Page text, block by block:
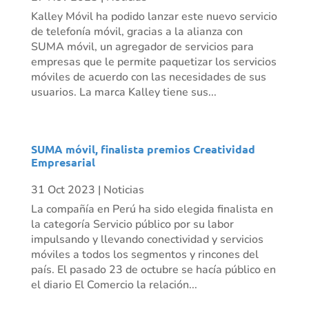
Kalley Móvil ha podido lanzar este nuevo servicio
de telefonía móvil, gracias a la alianza con
SUMA móvil, un agregador de servicios para
empresas que le permite paquetizar los servicios
móviles de acuerdo con las necesidades de sus
usuarios. La marca Kalley tiene sus...
SUMA móvil, finalista premios Creatividad
Empresarial
31 Oct 2023 | Noticias
La compañía en Perú ha sido elegida finalista en
la categoría Servicio público por su labor
impulsando y llevando conectividad y servicios
móviles a todos los segmentos y rincones del
país. El pasado 23 de octubre se hacía público en
el diario El Comercio la relación...